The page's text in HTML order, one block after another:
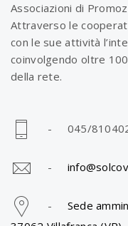
Associazioni di
Attraverso le
con le sue attività
coinvolgendo oltre
della rete.
- 045/
-
- Sede